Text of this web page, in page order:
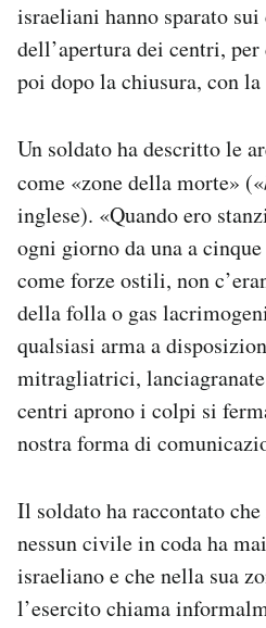
israeliani hanno sparato
dell’apertura dei centri,
poi dopo la chiusura, con
Un soldato ha descritto le
come «zone della morte» («
inglese). «Quando ero
ogni giorno da una a
come forze ostili, non
della folla o gas
qualsiasi arma a
mitragliatrici,
centri aprono i colpi si
nostra forma di
Il soldato ha raccontato
nessun civile in coda ha
israeliano e che nella sua
l’esercito chiama